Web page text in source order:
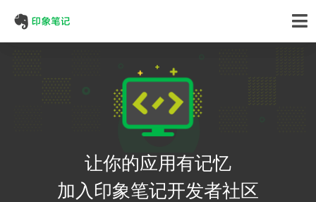
让你的应用有记忆
加入印象笔记开发者社区